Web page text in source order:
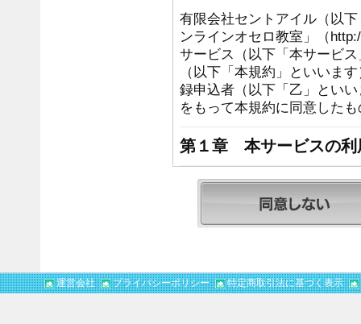
運営会社 プライバシーポリシー 特定商取引法に基づく表示